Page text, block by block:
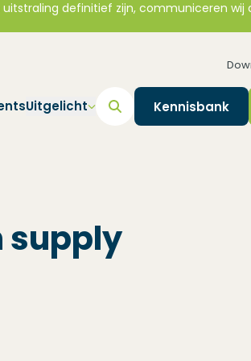
definitief zijn, communiceren wij
Uitgelicht Kennisbank
supply